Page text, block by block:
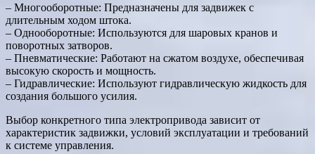
– Многооборотные: Предназначены для задвижек с
длительным ходом штока.
– Однооборотные: Используются для шаровых кранов и
поворотных затворов.
– Пневматические: Работают на сжатом воздухе, обеспечивая
высокую скорость и мощность.
– Гидравлические: Используют гидравлическую жидкость для
создания большого усилия.
Выбор конкретного типа электропривода зависит от
характеристик задвижки, условий эксплуатации и требований
к системе управления.